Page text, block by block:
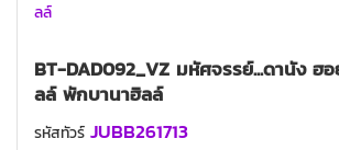
BT-DAD092_VZ มหัศจรรย์...ดานัง ฮ
ลล์ พักบานาฮิลล์
รหัสทัวร์ JUBB261713